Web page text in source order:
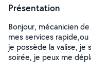
Présentation
Bonjour, mécanicien
mes services
je possède la valise, je
soirée, je peux me